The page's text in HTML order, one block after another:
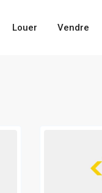
Louer Vendre